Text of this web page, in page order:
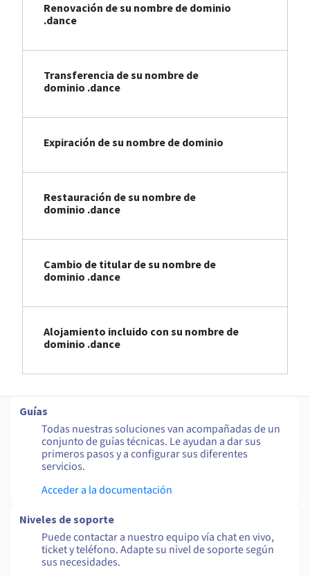
Renovación de su nombre de dominio
.dance
Transferencia de su nombre de
dominio .dance
Expiración de su nombre de dominio
Restauración de su nombre de
dominio .dance
Cambio de titular de su nombre de
dominio .dance
Alojamiento incluido con su nombre de
dominio .dance
Guías
Todas nuestras soluciones van acompañadas de un
conjunto de guías técnicas. Le ayudan a dar sus
primeros pasos y a configurar sus diferentes
servicios.
Acceder a la documentación
Niveles de soporte
Puede contactar a nuestro equipo vía chat en vivo,
ticket y teléfono. Adapte su nivel de soporte según
sus necesidades.